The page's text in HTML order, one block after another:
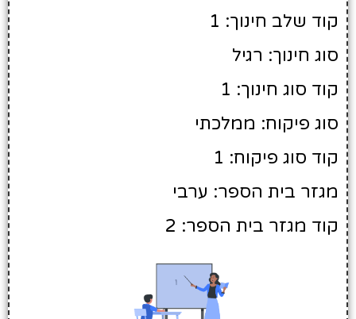
קוד שלב חינוך: 1
סוג חינוך: רגיל
קוד סוג חינוך: 1
סוג פיקוח: ממלכתי
קוד סוג פיקוח: 1
מגזר בית הספר: ערבי
קוד מגזר בית הספר: 2